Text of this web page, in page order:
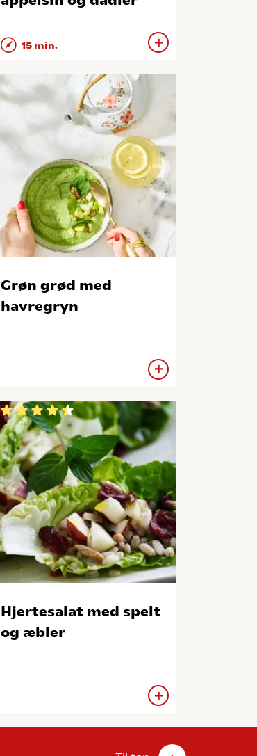
15 min.
Grøn grød med
havregryn
Hjertesalat med spelt
og æbler